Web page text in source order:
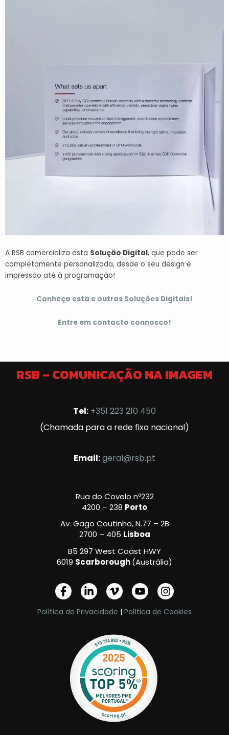
A RSB comercializa esta Solução Digital, que pode ser
completamente personalizada, desde o seu design e
impressão até à programação!
Conheça esta e outras Soluções Digitais!
Entre em contacto connosco!
RSB – COMUNICAÇÃO NA IMAGEM
Tel: +351 223 210 450
(Chamada para a rede fixa nacional)
Email:geral@rsb.pt
Rua do Covelo nº232
4200 – 238 Porto
Av. Gago Coutinho, N.77 – 2B
2700 – 405 Lisboa
B5 297 West Coast HWY
6019 Scarborough(Austrália)
F
a
c
e
L
i
n
k
d
n
-
i
n
V
i
m
e
-
v
Y
o
u
t
b
e
I
n
s
t
Política de Privacidade | Política de Cookies